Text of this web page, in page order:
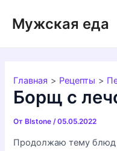
содержимому
Мужская еда
Главная Рецепты
Борщ с
ОтBlstone /05.05.2022
Продолжаю тему блюд